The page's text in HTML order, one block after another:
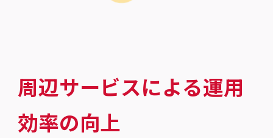
周辺サービスによる運用
効率の向上